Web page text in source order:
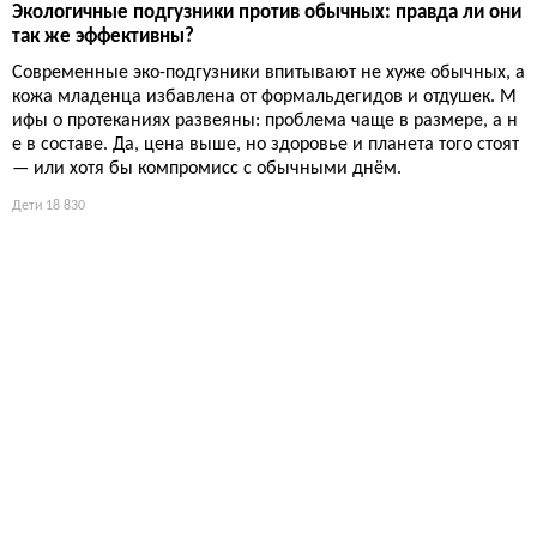
Экологичные подгузники против обычных: правда ли они
так же эффективны?
Современные эко-подгузники впитывают не хуже обычных, а
кожа младенца избавлена от формальдегидов и отдушек. М
ифы о протеканиях развеяны: проблема чаще в размере, а н
е в составе. Да, цена выше, но здоровье и планета того стоят
— или хотя бы компромисс с обычными днём.
Дети 18 830